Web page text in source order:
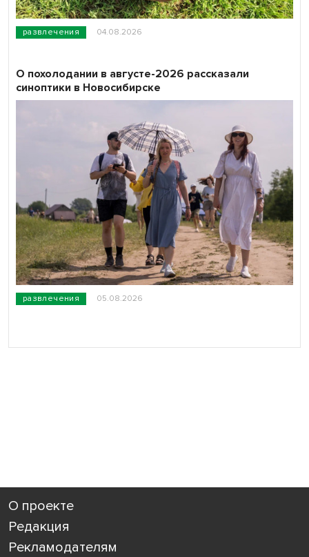
развлечения 04.08.2026
развлечения 05.08.2026
О похолодании в августе-2026 рассказали
синоптики в Новосибирске
О проекте
Редакция
Рекламодателям